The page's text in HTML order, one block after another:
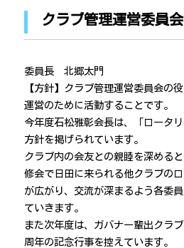
クラブ管理運営委員会
委員長 北郷太門
【方針】クラブ管理運営委員会の
運営のために活動することです。
今年度石松雅彰会長は、「ロータ
方針を掲げられています。
クラブ内の会友との親睦を深める
修会で日田に来られる他クラブの
が広がり、交流が深まるよう各委
ていきます。
また次年度は、ガバナー輩出クラ
周年の記念行事を控えています。